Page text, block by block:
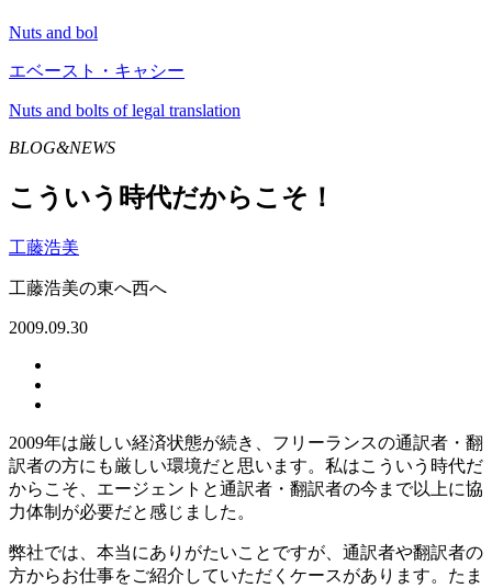
Nuts and bol
エベースト・キャシー
Nuts and bolts of legal translation
BLOG&NEWS
こういう時代だからこそ！
工藤浩美
工藤浩美の東へ西へ
2009.09.30
2009年は厳しい経済状態が続き、フリーランスの通訳者・翻
訳者の方にも厳しい環境だと思います。私はこういう時代だ
からこそ、エージェントと通訳者・翻訳者の今まで以上に協
力体制が必要だと感じました。
弊社では、本当にありがたいことですが、通訳者や翻訳者の
方からお仕事をご紹介していただくケースがあります。たま